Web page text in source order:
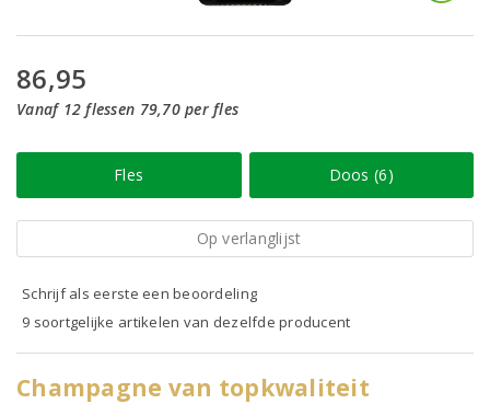
86,95
Vanaf 12 flessen 79,70 per fles
Fles Doos (6)
Op verlanglijst
Schrijf als eerste een beoordeling
9 soortgelijke artikelen van dezelfde producent
Champagne van topkwaliteit